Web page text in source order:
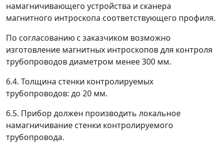
намагничивающего устройства и сканера
магнитного интроскопа соответствующего профиля.
По согласованию с заказчиком возможно
изготовление магнитных интроскопов для контроля
трубопроводов диаметром менее 300 мм.
6.4. Толщина стенки контролируемых
трубопроводов: до 20 мм.
6.5. Прибор должен производить локальное
намагничивание стенки контролируемого
трубопровода.